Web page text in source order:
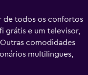
de todos os confortos
grátis e um televisor,
comodidades
multilingues,